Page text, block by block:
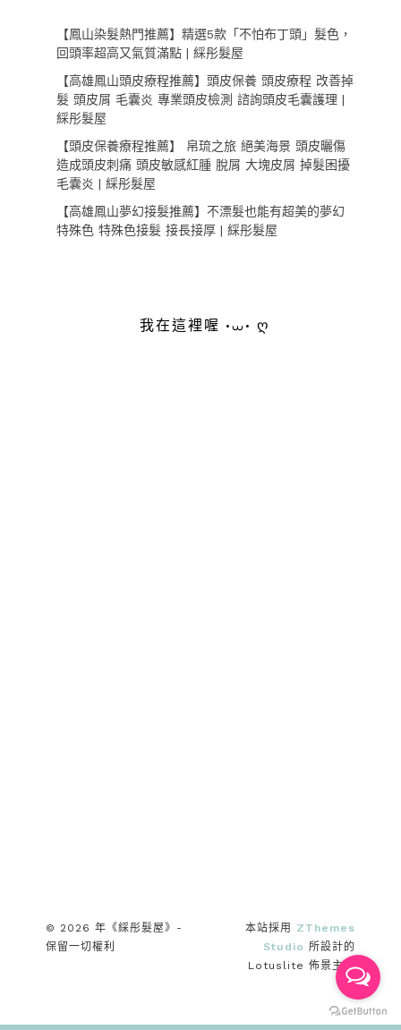
【鳳山染髮熱門推薦】精選5款「不怕布丁頭」髮色，
回頭率超高又氣質滿點 | 綵彤髮屋
【高雄鳳山頭皮療程推薦】頭皮保養 頭皮療程 改善掉
髮 頭皮屑 毛囊炎 專業頭皮檢測 諮詢頭皮毛囊護理 |
綵彤髮屋
【頭皮保養療程推薦】 帛琉之旅 絕美海景 頭皮曬傷
造成頭皮刺痛 頭皮敏感紅腫 脫屑 大塊皮屑 掉髮困擾
毛囊炎 | 綵彤髮屋
【高雄鳳山夢幻接髮推薦】不漂髮也能有超美的夢幻
特殊色 特殊色接髮 接長接厚 | 綵彤髮屋
我在這裡喔 •⩊• ღ
© 2026 年《綵彤髮屋》-
保留一切權利
本站採用 ZThemes
Studio 所設計的
Lotuslite 佈景主題